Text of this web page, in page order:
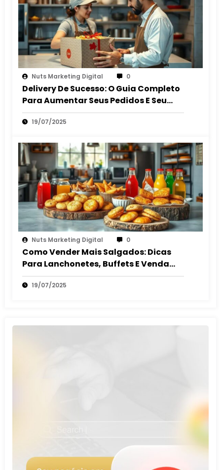
Nuts Marketing Digital 0
Delivery De Sucesso: O Guia Completo
Para Aumentar Seus Pedidos E Seu
Lucro
19/07/2025
Nuts Marketing Digital 0
Como Vender Mais Salgados: Dicas
Para Lanchonetes, Buffets E Venda
Autônoma
19/07/2025